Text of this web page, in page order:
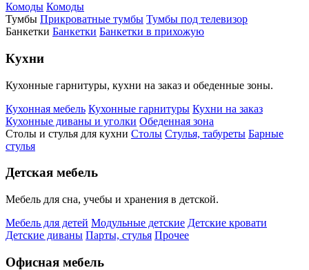
Комоды Комоды
Тумбы Прикроватные тумбы Тумбы под телевизор
Банкетки Банкетки Банкетки в прихожую
Кухни
Кухонные гарнитуры, кухни на заказ и обеденные зоны.
Кухонная мебель Кухонные гарнитуры Кухни на заказ
Кухонные диваны и уголки Обеденная зона
Столы и стулья для кухни Столы Стулья, табуреты Барные
стулья
Детская мебель
Мебель для сна, учебы и хранения в детской.
Мебель для детей Модульные детские Детские кровати
Детские диваны Парты, стулья Прочее
Офисная мебель